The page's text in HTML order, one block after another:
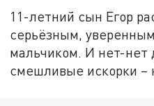
11-летний сын Егор
серьёзным,
мальчиком. И нет-нет
смешливые искорки –